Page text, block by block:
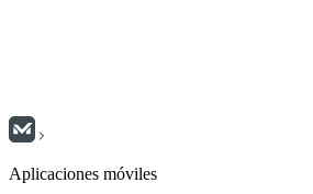
Aplicaciones móviles